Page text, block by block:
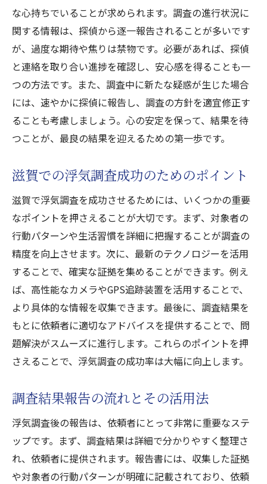
な心持ちでいることが求められます。調査の進行状況に
関する情報は、探偵から逐一報告されることが多いです
が、過度な期待や焦りは禁物です。必要があれば、探偵
と連絡を取り合い進捗を確認し、安心感を得ることも一
つの方法です。また、調査中に新たな疑惑が生じた場合
には、速やかに探偵に報告し、調査の方針を適宜修正す
ることも考慮しましょう。心の安定を保って、結果を待
つことが、最良の結果を迎えるための第一歩です。
滋賀での浮気調査成功のためのポイント
滋賀で浮気調査を成功させるためには、いくつかの重要
なポイントを押さえることが大切です。まず、対象者の
行動パターンや生活習慣を詳細に把握することが調査の
精度を向上させます。次に、最新のテクノロジーを活用
することで、確実な証拠を集めることができます。例え
ば、高性能なカメラやGPS追跡装置を活用することで、
より具体的な情報を収集できます。最後に、調査結果を
もとに依頼者に適切なアドバイスを提供することで、問
題解決がスムーズに進行します。これらのポイントを押
さえることで、浮気調査の成功率は大幅に向上します。
調査結果報告の流れとその活用法
浮気調査後の報告は、依頼者にとって非常に重要なステ
ップです。まず、調査結果は詳細で分かりやすく整理さ
れ、依頼者に提供されます。報告書には、収集した証拠
や対象者の行動パターンが明確に記載されており、依頼